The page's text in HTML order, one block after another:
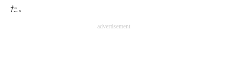
た。
advertisement